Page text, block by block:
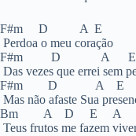
F#m D A E
Perdoa o meu coração
F#m D A E
Das vezes que errei sem
F#m D A E
Mas não afaste Sua
Bm A D E A
Teus frutos me fazem